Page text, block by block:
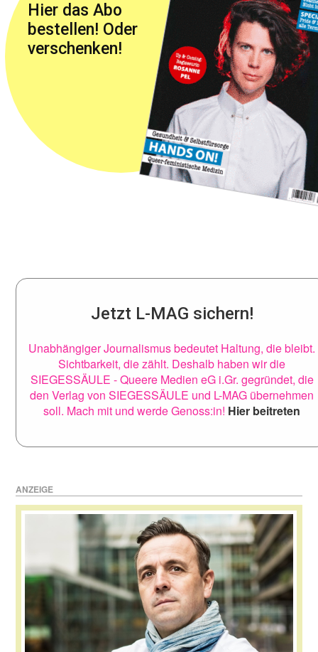
Hier das Abo
bestellen! Oder
verschenken!
Jetzt L-MAG sichern!
Unabhängiger Journalismus bedeutet Haltung, die bleibt.
Sichtbarkeit, die zählt. Deshalb haben wir die
SIEGESSÄULE - Queere Medien eG i.Gr. gegründet, die
den Verlag von SIEGESSÄULE und L-MAG übernehmen
soll. Mach mit und werde Genoss:in! Hier beitreten
ANZEIGE